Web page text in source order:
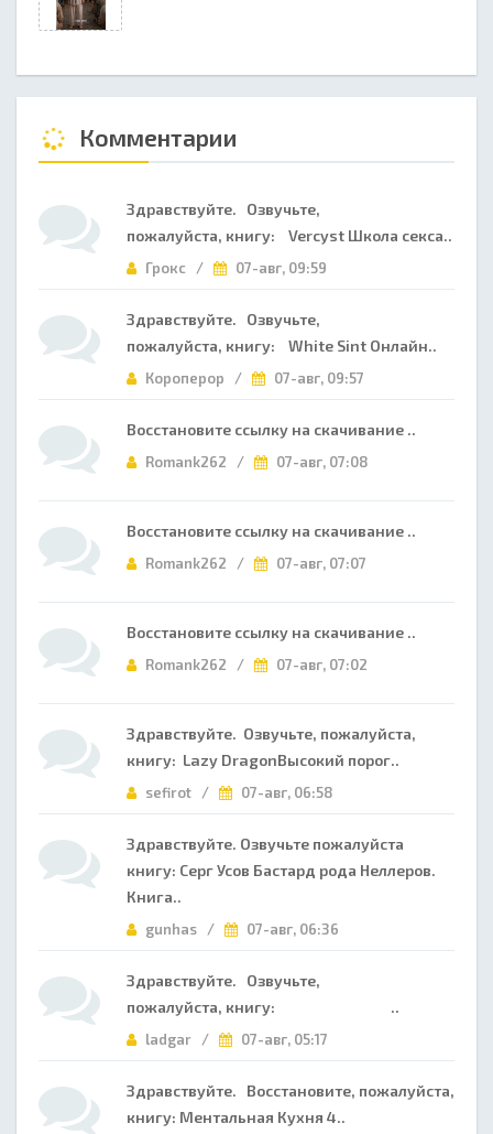
Комментарии
Здравствуйте. Озвучьте,
пожалуйста, книгу: Vercyst Школа секса..
Грокс / 07-авг, 09:59
Здравствуйте. Озвучьте,
пожалуйста, книгу: White Sint Онлайн..
Короперор / 07-авг, 09:57
Восстановите ссылку на скачивание ..
Romank262 / 07-авг, 07:08
Восстановите ссылку на скачивание ..
Romank262 / 07-авг, 07:07
Восстановите ссылку на скачивание ..
Romank262 / 07-авг, 07:02
Здравствуйте. Озвучьте, пожалуйста,
книгу: Lazy DragonВысокий порог..
sefirot / 07-авг, 06:58
Здравствуйте. Озвучьте пожалуйста
книгу: Серг Усов Бастард рода Неллеров.
Книга..
gunhas / 07-авг, 06:36
Здравствуйте. Озвучьте,
пожалуйста, книгу: ..
ladgar / 07-авг, 05:17
Здравствуйте. Восстановите, пожалуйста,
книгу: Ментальная Кухня 4..